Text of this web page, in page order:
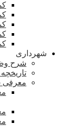
شهرداری
شرح
معرفی